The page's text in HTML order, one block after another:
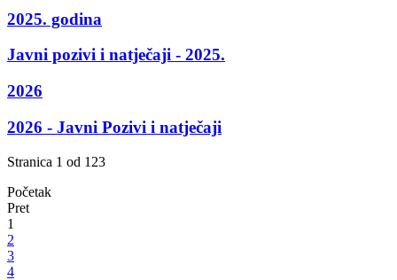
2025. godina
Javni pozivi i natječaji - 2025.
2026
2026 - Javni Pozivi i natječaji
Stranica 1 od 123
Početak
Pret
1
2
3
4